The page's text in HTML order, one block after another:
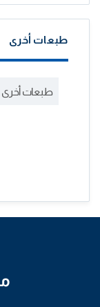
طبعات أخرى
طبعات أخرى